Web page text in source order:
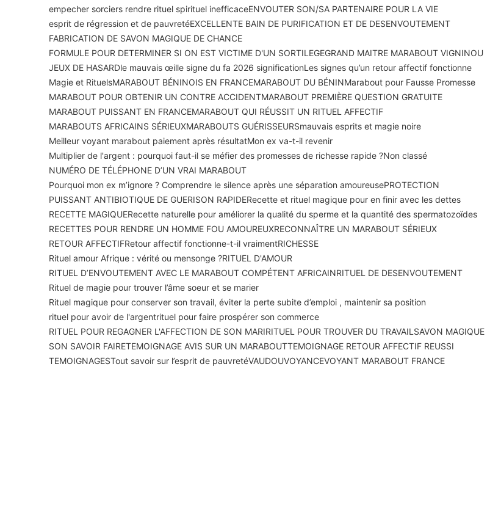
empecher sorciers rendre rituel spirituel inefficaceENVOUTER SON/SA PARTENAIRE POUR LA VIE
esprit de régression et de pauvretéEXCELLENTE BAIN DE PURIFICATION ET DE DESENVOUTEMENT
FABRICATION DE SAVON MAGIQUE DE CHANCE
FORMULE POUR DETERMINER SI ON EST VICTIME D'UN SORTILEGEGRAND MAITRE MARABOUT VIGNINOU
JEUX DE HASARDle mauvais œille signe du fa 2026 significationLes signes qu’un retour affectif fonctionne
Magie et RituelsMARABOUT BÉNINOIS EN FRANCEMARABOUT DU BÉNINMarabout pour Fausse Promesse
MARABOUT POUR OBTENIR UN CONTRE ACCIDENTMARABOUT PREMIÈRE QUESTION GRATUITE
MARABOUT PUISSANT EN FRANCEMARABOUT QUI RÉUSSIT UN RITUEL AFFECTIF
MARABOUTS AFRICAINS SÉRIEUXMARABOUTS GUÉRISSEURSmauvais esprits et magie noire
Meilleur voyant marabout paiement après résultatMon ex va-t-il revenir
Multiplier de l'argent : pourquoi faut-il se méfier des promesses de richesse rapide ?Non classé
NUMÉRO DE TÉLÉPHONE D’UN VRAI MARABOUT
Pourquoi mon ex m’ignore ? Comprendre le silence après une séparation amoureusePROTECTION
PUISSANT ANTIBIOTIQUE DE GUERISON RAPIDERecette et rituel magique pour en finir avec les dettes
RECETTE MAGIQUERecette naturelle pour améliorer la qualité du sperme et la quantité des spermatozoïdes
RECETTES POUR RENDRE UN HOMME FOU AMOUREUXRECONNAÎTRE UN MARABOUT SÉRIEUX
RETOUR AFFECTIFRetour affectif fonctionne-t-il vraimentRICHESSE
Rituel amour Afrique : vérité ou mensonge ?RITUEL D'AMOUR
RITUEL D’ENVOUTEMENT AVEC LE MARABOUT COMPÉTENT AFRICAINRITUEL DE DESENVOUTEMENT
Rituel de magie pour trouver l’âme soeur et se marier
Rituel magique pour conserver son travail, éviter la perte subite d’emploi , maintenir sa position
rituel pour avoir de l'argentrituel pour faire prospérer son commerce
RITUEL POUR REGAGNER L'AFFECTION DE SON MARIRITUEL POUR TROUVER DU TRAVAIL SAVON MAGIQUE
SON SAVOIR FAIRETEMOIGNAGE AVIS SUR UN MARABOUTTEMOIGNAGE RETOUR AFFECTIF REUSSI
TEMOIGNAGESTout savoir sur l’esprit de pauvretéVAUDOUVOYANCEVOYANT MARABOUT FRANCE